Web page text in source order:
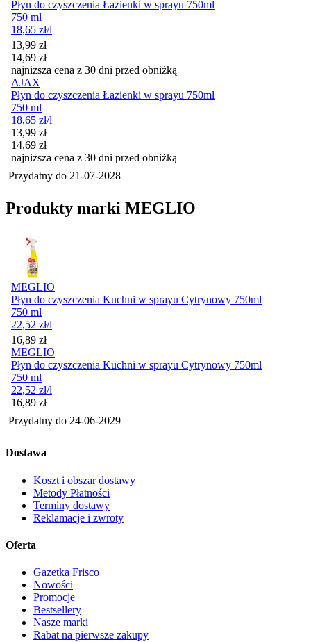
Płyn do czyszczenia Łazienki w sprayu 750ml
750 ml
18,65 zł/l
Cena promocyjna
13,99 zł
14,69 zł
najniższa cena z 30 dni przed obniżką
AJAX
Płyn do czyszczenia Łazienki w sprayu 750ml
750 ml
18,65 zł/l
Cena promocyjna
13,99 zł
14,69 zł
najniższa cena z 30 dni przed obniżką
Przydatny do 21-07-2028
Produkty marki MEGLIO
MEGLIO
Płyn do czyszczenia Kuchni w sprayu Cytrynowy 750ml
750 ml
22,52 zł/l
Cena
16,89 zł
MEGLIO
Płyn do czyszczenia Kuchni w sprayu Cytrynowy 750ml
750 ml
22,52 zł/l
Cena
16,89 zł
Przydatny do 24-06-2029
Dostawa
Koszt i obszar dostawy
Metody Płatności
Terminy dostawy
Reklamacje i zwroty
Oferta
Gazetka Frisco
Nowości
Promocje
Bestsellery
Nasze marki
Rabat na pierwsze zakupy